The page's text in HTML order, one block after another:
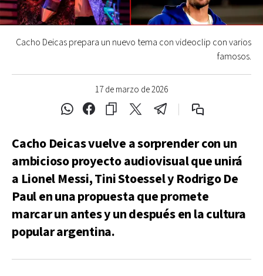
17 de marzo de 2026
Cacho Deicas prepara un nuevo tema con videoclip con varios
famosos.
Cacho Deicas vuelve a sorprender con un
ambicioso proyecto audiovisual que unirá
a Lionel Messi, Tini Stoessel y Rodrigo De
Paul en una propuesta que promete
marcar un antes y un después en la cultura
popular argentina.